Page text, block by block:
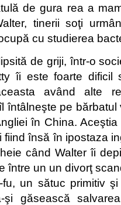
de gura rea a
tinerii soţi
cu studierea
de griji, într-o
îi este foarte dificil
având alte
întâlneşte pe bărbatul
în China.
însă în ipostaza
când Walter îi
între un un divorţ
un sătuc primitiv
şi găsească